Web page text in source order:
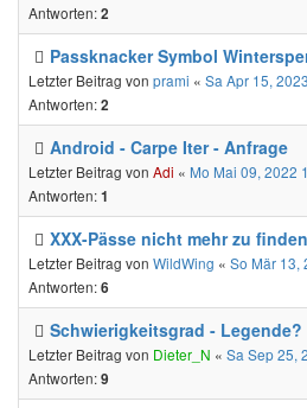
Antworten:2
Passknacker Symbol
Letzter Beitrag von prami « Sa Apr 15,
Antworten:2
Android - Carpe Iter - Anfrage
Letzter Beitrag von Adi « Mo Mai 09, 2022
Antworten:1
XXX-Pässe nicht mehr zu finden
Letzter Beitrag von WildWing « So Mär 13,
Antworten:6
Schwierigkeitsgrad - Legende?
Letzter Beitrag von Dieter_N « Sa Sep 25,
Antworten:9